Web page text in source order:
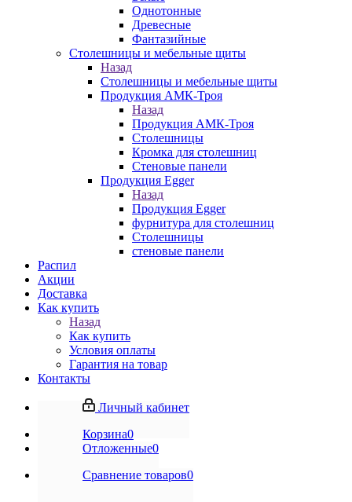
Однотонные
Древесные
Фантазийные
Столешницы и мебельные щиты
Назад
Столешницы и мебельные щиты
Продукция АМК-Троя
Назад
Продукция АМК-Троя
Столешницы
Кромка для столешниц
Стеновые панели
Продукция Egger
Назад
Продукция Egger
фурнитура для столешниц
Столешницы
стеновые панели
Распил
Акции
Доставка
Как купить
Назад
Как купить
Условия оплаты
Гарантия на товар
Контакты
Личный кабинет
Корзина0
Отложенные0
Сравнение товаров0